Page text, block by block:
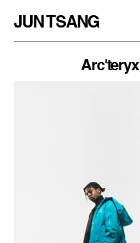
JUN TSANG
Arc'teryx